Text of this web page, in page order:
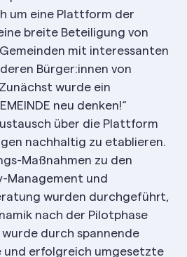
um eine Plattform der
breite Beteiligung von
mit interessanten
Bürger:innen von
wurde ein
neu denken!“
über die Plattform
nachhaltig zu etablieren.
Maßnahmen zu den
Management und
wurden durchgeführt,
nach der Pilotphase
durch spannende
und erfolgreich umgesetzte